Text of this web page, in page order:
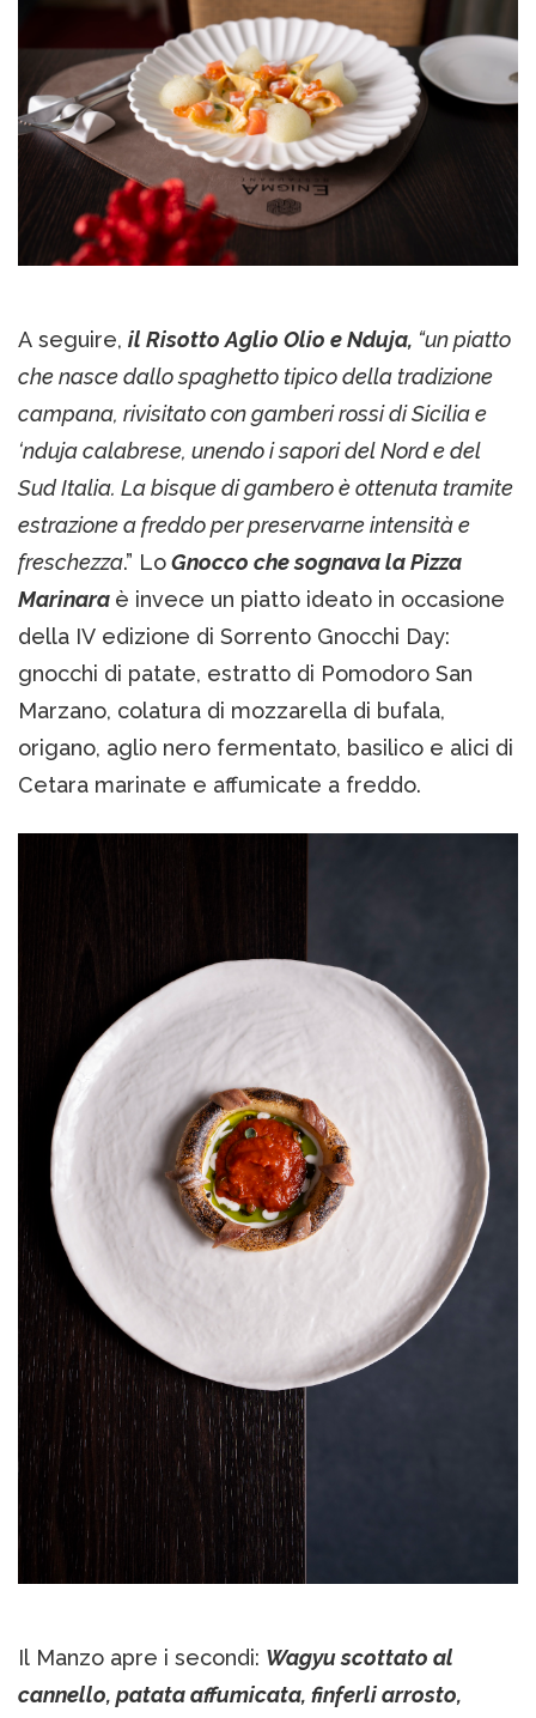
A seguire, il Risotto Aglio Olio e Nduja, “un piatto
che nasce dallo spaghetto tipico della tradizione
campana, rivisitato con gamberi rossi di Sicilia e
‘nduja calabrese, unendo i sapori del Nord e del
Sud Italia. La bisque di gambero è ottenuta tramite
estrazione a freddo per preservarne intensità e
freschezza.” LoGnocco che sognava la Pizza
Marinara è invece un piatto ideato in occasione
della IV edizione di Sorrento Gnocchi Day:
gnocchi di patate, estratto di Pomodoro San
Marzano, colatura di mozzarella di bufala,
origano, aglio nero fermentato, basilico e alici di
Cetara marinate e affumicate a freddo.
Il Manzo apre i secondi: Wagyu scottato al
cannello, patata affumicata, finferli arrosto,